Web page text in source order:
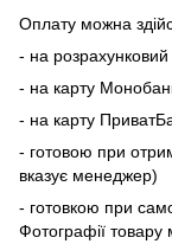
Оплату можна
- на розрахунковий
- на карту
- на карту
- готовою при
вказує менеджер)
- готовкою при
Фотографії товару